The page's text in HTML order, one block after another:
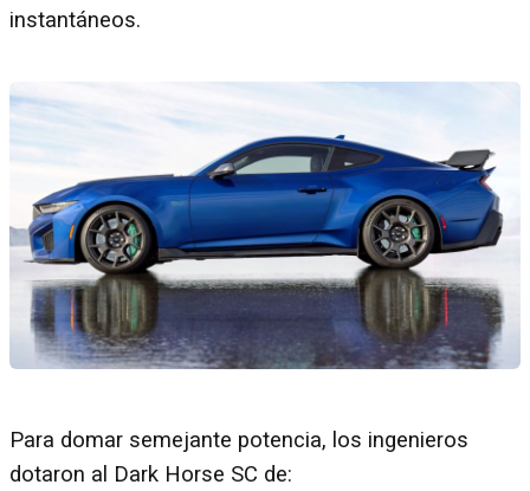
instantáneos.
Para domar semejante potencia, los ingenieros
dotaron al Dark Horse SC de: